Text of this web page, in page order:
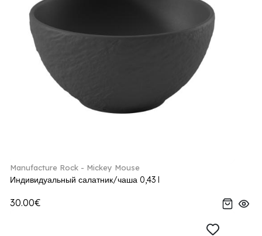
Manufacture Rock - Mickey Mouse
Индивидуальный салатник/чаша 0,43 l
30.00€